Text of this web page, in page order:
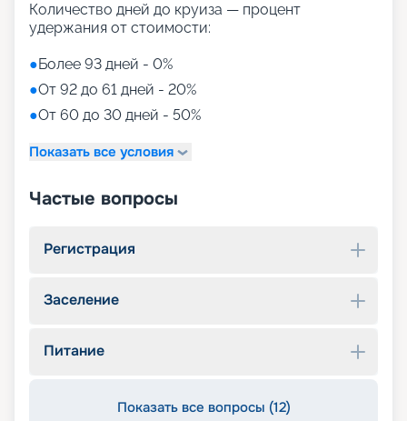
Количество дней до круиза — процент
удержания от стоимости:
●Более 93 дней - 0%
●От 92 до 61 дней - 20%
●От 60 до 30 дней - 50%
Показать все условия
Частые вопросы
Регистрация
Заселение
Питание
Показать все вопросы (12)